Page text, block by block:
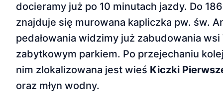
do­cieramy już po 10 minutach jazdy. Do
znajduje się murowana kapliczka pw. św.
pedałowania widzimy już zabudowania
zabytkowym parkiem. Po przejechaniu
nim zlokalizowa­na jest wieś Kiczki
oraz młyn wodny.